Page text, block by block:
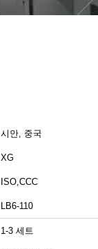
시안, 중국
XG
ISO,CCC
LB6-110
1-3 세트